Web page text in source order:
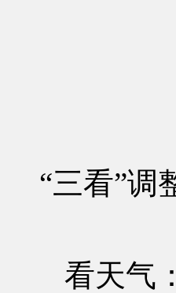
“三看”调
看天气